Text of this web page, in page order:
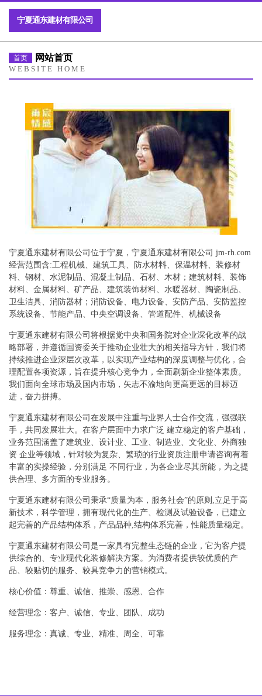
宁夏通东建材有限公司
首页 网站首页
WEBSITE HOME
宁夏通东建材有限公司位于宁夏，宁夏通东建材有限公司 jm-rh.com
经营范围含:工程机械、建筑工具、防水材料、保温材料、装修材
料、钢材、水泥制品、混凝土制品、石材、木材；建筑材料、装饰
材料、金属材料、矿产品、建筑装饰材料、水暖器材、陶瓷制品、
卫生洁具、消防器材；消防设备、电力设备、安防产品、安防监控
系统设备、节能产品、中央空调设备、管道配件、机械设备
宁夏通东建材有限公司将根据党中央和国务院对企业深化改革的战
略部署，并遵循国资委关于推动企业壮大的相关指导方针，我们将
持续推进企业深层次改革，以实现产业结构的深度调整与优化，合
理配置各项资源，旨在提升核心竞争力，全面刷新企业整体素质。
我们面向全球市场及国内市场，矢志不渝地向更高更远的目标迈
进，奋力拼搏。
宁夏通东建材有限公司在发展中注重与业界人士合作交流，强强联
手，共同发展壮大。在客户层面中力求广泛 建立稳定的客户基础，
业务范围涵盖了建筑业、设计业、工业、制造业、文化业、外商独
资 企业等领域，针对较为复杂、繁琐的行业资质注册申请咨询有着
丰富的实操经验，分别满足 不同行业，为各企业尽其所能，为之提
供合理、多方面的专业服务。
宁夏通东建材有限公司秉承“质量为本，服务社会”的原则,立足于高
新技术，科学管理，拥有现代化的生产、检测及试验设备，已建立
起完善的产品结构体系，产品品种,结构体系完善，性能质量稳定。
宁夏通东建材有限公司是一家具有完整生态链的企业，它为客户提
供综合的、专业现代化装修解决方案。为消费者提供较优质的产
品、较贴切的服务、较具竞争力的营销模式。
核心价值：尊重、诚信、推崇、感恩、合作
经营理念：客户、诚信、专业、团队、成功
服务理念：真诚、专业、精准、周全、可靠